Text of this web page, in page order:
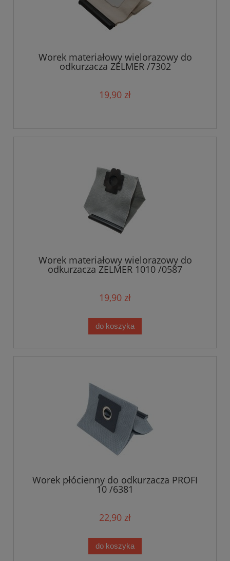
Worek materiałowy wielorazowy do
odkurzacza ZELMER /7302
19,90 zł
Worek materiałowy wielorazowy do
odkurzacza ZELMER 1010 /0587
19,90 zł
do koszyka
Worek płócienny do odkurzacza PROFI
10 /6381
22,90 zł
do koszyka